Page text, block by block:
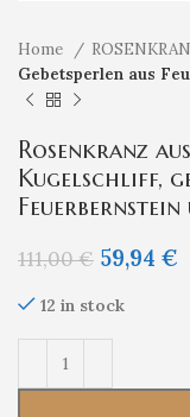
Home
Gebetsperlen aus
Rosenkranz
Kugelschliff,
111,00€ 59,94 €
12 in stock